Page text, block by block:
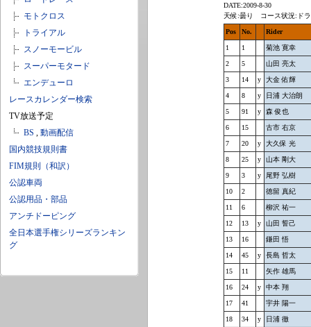
モトクロス
トライアル
スノーモービル
スーパーモタード
エンデューロ
レースカレンダー検索
TV放送予定
BS , 動画配信
国内競技規則書
FIM規則（和訳）
公認車両
公認用品・部品
アンチドーピング
全日本選手権シリーズランキン
グ
DATE:2009-8-30
天候:曇り コース状況:ド
Pos No. Rider
1 1 菊池 寛幸
2 5 山田 亮太
3 14 y 大金 佑輝
4 8 y 日浦 大治朗
5 91 y 森 俊也
6 15 古市 右京
7 20 y 大久保 光
8 25 y 山本 剛大
9 3 y 尾野 弘樹
10 2 徳留 真紀
11 6 柳沢 祐一
12 13 y 山田 誓己
13 16 鎌田 悟
14 45 y 長島 哲太
15 11 矢作 雄馬
16 24 y 中本 翔
17 41 宇井 陽一
18 34 y 日浦 徹